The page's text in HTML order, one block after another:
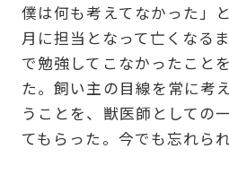
僕は何も考えてなかった」
月に担当となって亡くなる
で勉強してこなかったこと
た。飼い主の目線を常に考
うことを、獣医師としての
てもらった。今でも忘れられ